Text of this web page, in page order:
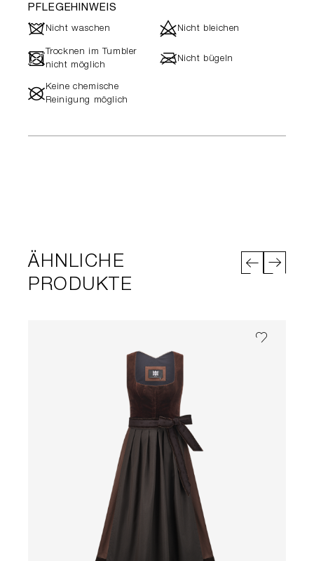
PFLEGEHINWEIS
JNicht waschen dNicht bleichen
- Trocknen im Tumbler
nicht möglich
lNicht bügeln
#Keine chemische
Reinigung möglich
ÄHNLICHE
PRODUKTE